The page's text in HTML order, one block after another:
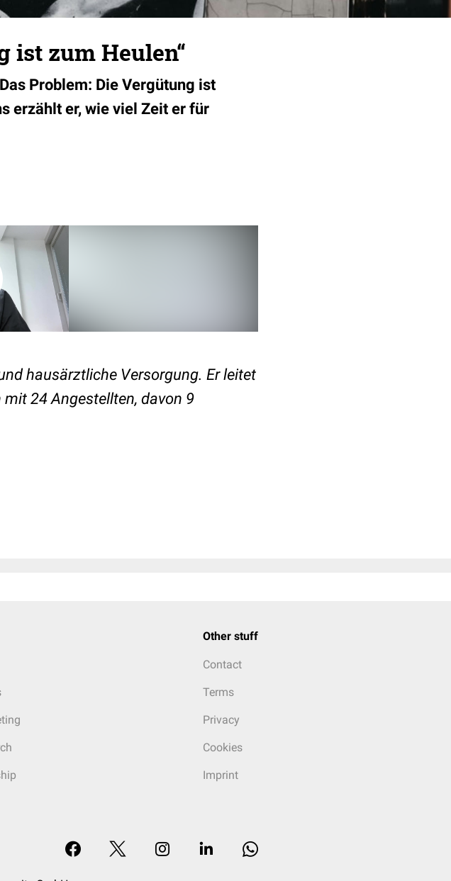
ist zum Heulen“
Problem: Die Vergütung ist
erzählt er, wie viel Zeit er für
hausärztliche Versorgung. Er leitet
24 Angestellten, davon 9
Other stuff
Contact
Terms
Privacy
Cookies
Imprint